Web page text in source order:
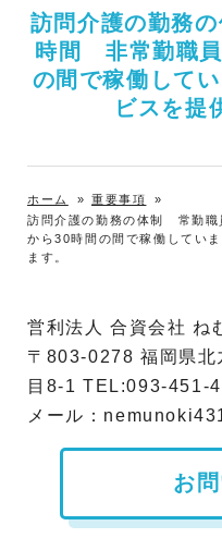
訪問介護の勤務
時間 非常勤職員
の間で稼働して
ビスを提
ホーム » 重要事項
»
訪問介護の勤務の体制 常勤
から30時間の間で稼働してい
ます。
営利法人 合資会社 ね
〒803-0278 福岡県北
目8-1 TEL:093-451-
メール：
お